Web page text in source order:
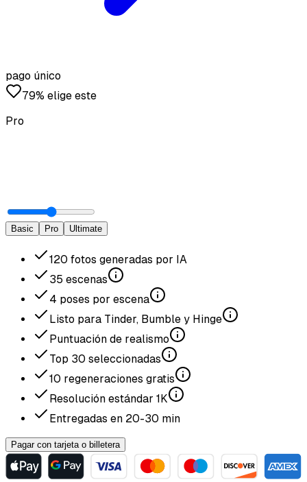
pago único
79% elige este
Pro
Basic Pro Ultimate
120 fotos generadas por IA
35 escenas
4 poses por escena
Listo para Tinder, Bumble y Hinge
Puntuación de realismo
Top 30 seleccionadas
10 regeneraciones gratis
Resolución estándar 1K
Entregadas en 20-30 min
Pagar con tarjeta o billetera